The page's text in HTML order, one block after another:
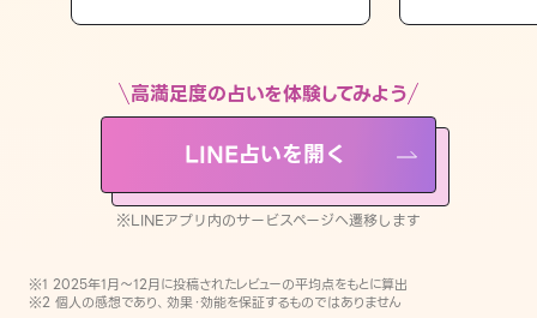
LINE占いを開く
※LINEアプリ内のサービスページへ遷移します
高満足度の占いを体験してみよう
LINE占いを開く
※LINEアプリ内のサービスページへ遷移します
※1 2025年1月〜12月に投稿されたレビューの平均点をもとに算出
※2 個人の感想であり、効果・効能を保証するものではありません